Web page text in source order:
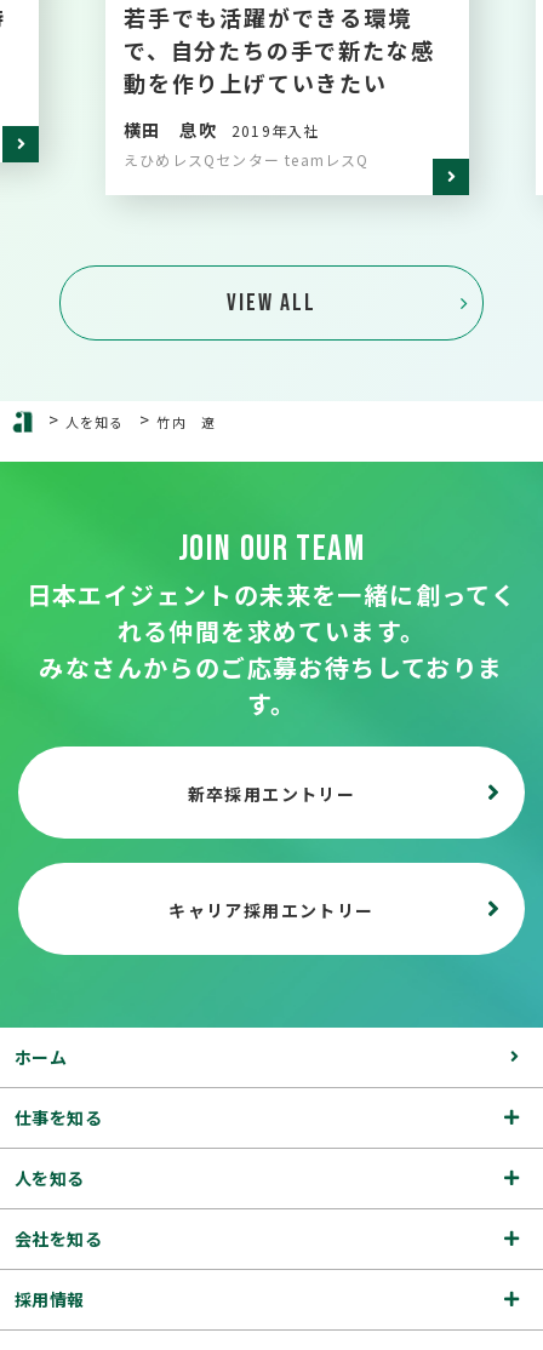
若手でも活躍ができる環境
で、自分たちの手で新たな感
動を作り上げていきたい
横田 息吹
2019年入社
えひめレスQセンター teamレスQ
VIEW ALL
> 人を知る > 竹内 遼
JOIN OUR TEAM
日本エイジェントの未来を一緒に創ってく
れる仲間を求めています。
みなさんからのご応募お待ちしておりま
す。
新卒採用エントリー
キャリア採用エントリー
ホーム
仕事を知る
人を知る
会社を知る
採用情報